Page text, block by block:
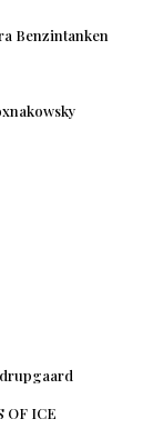
Benzintanken
OF ICE